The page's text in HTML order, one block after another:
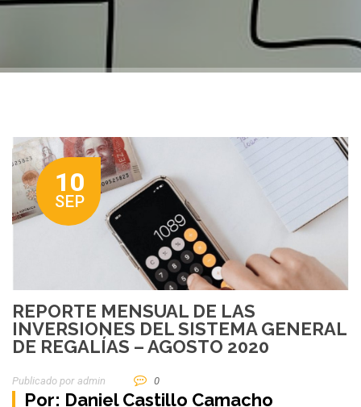
10
SEP
REPORTE MENSUAL DE LAS
INVERSIONES DEL SISTEMA GENERAL
DE REGALÍAS – AGOSTO 2020
Publicado por Admin 0
Por: Daniel Castillo Camacho